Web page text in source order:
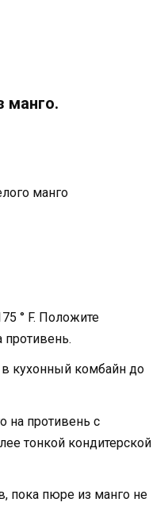
манго.
манго
° F. Положите
противень.
кухонный комбайн до
на противень с
тонкой кондитерской
пока пюре из манго не